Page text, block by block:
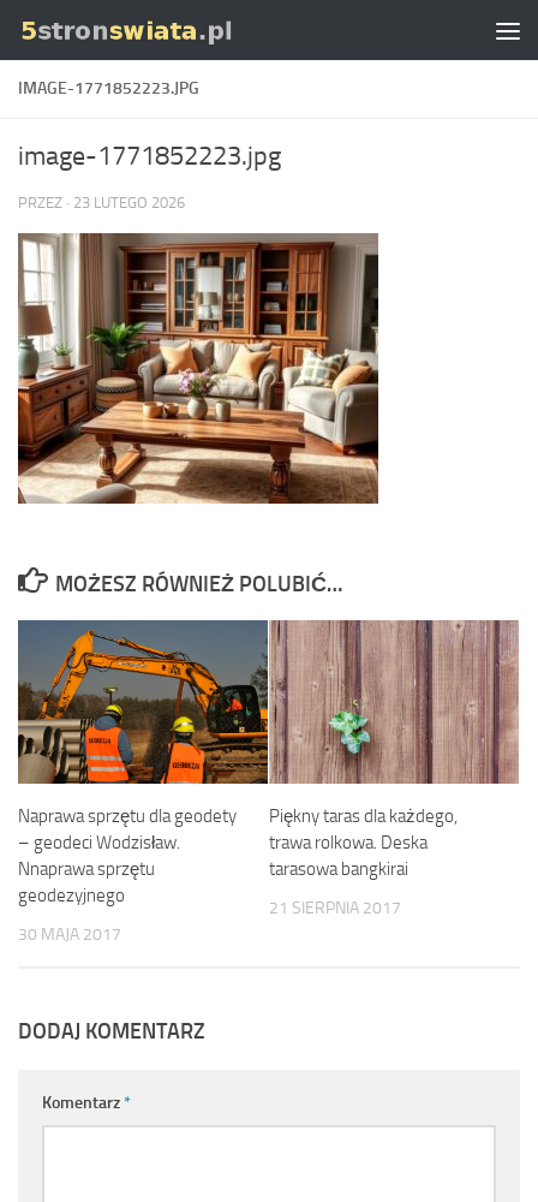
Skip to content
IMAGE-1771852223.JPG
image-1771852223.jpg
PRZEZ · 23 LUTEGO 2026
MOŻESZ RÓWNIEŻ POLUBIĆ…
Naprawa sprzętu dla geodety
– geodeci Wodzisław.
Nnaprawa sprzętu
geodezyjnego
30 MAJA 2017
Piękny taras dla każdego,
trawa rolkowa. Deska
tarasowa bangkirai
21 SIERPNIA 2017
DODAJ KOMENTARZ
Komentarz*